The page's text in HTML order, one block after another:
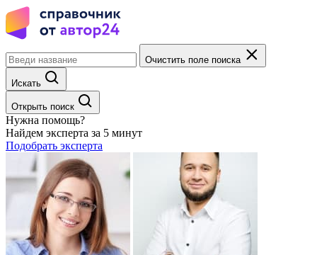
Очистить поле поиска
Искать
Открыть поиск
Нужна помощь?
Найдем эксперта за 5 минут
Подобрать эксперта